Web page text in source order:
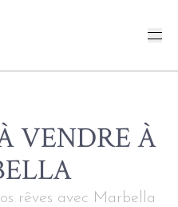
VENDRE À
rêves avec Marbella